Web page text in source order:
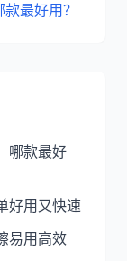
最好用？
哪款最好
好用又快速
易用高效